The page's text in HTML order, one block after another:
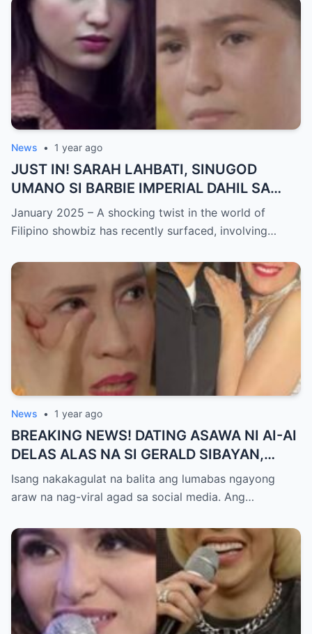
News • 1 year ago
JUST IN! SARAH LAHBATI, SINUGOD
UMANO SI BARBIE IMPERIAL DAHIL SA
ISYU NG PANG-AAGAW KAY RICHARD
GUTIERREZ! Matinding Komprontasyon,
SHOCKED sa Lihim na Girian!
January 2025 – A shocking twist in the world of
Filipino showbiz has recently surfaced, involving…
News • 1 year ago
BREAKING NEWS! DATING ASAWA NI AI-AI
DELAS ALAS NA SI GERALD SIBAYAN,
TIMBOG SA MILYON-MILYONG PERANG
NILIMAS UMANO! Showbiz World
MAKAPANIWALA SA MATINDING
PAGTATAKSIL!
Isang nakakagulat na balita ang lumabas ngayong
araw na nag-viral agad sa social media. Ang…